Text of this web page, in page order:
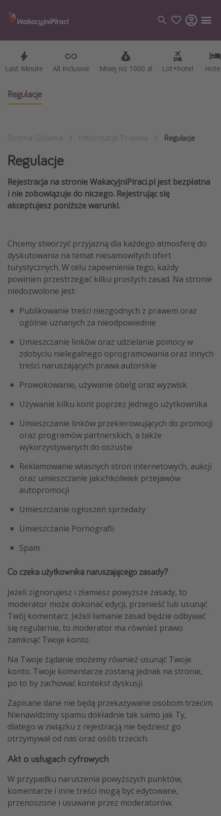
Last Minute All Inclusive Mniej niż 1000 zł Lot+hotel
Last Minute All Inclusive Mniej niż 1000 zł Lot+hotel
Kategorie
Loty
Hotele
Kierunki
Grecja
Turcja
Zanzibar
Polska
Malediwy
Azja Południowo-Wschodnia
Tajlandia
Wszystkie kierunki
Rodzaj wyjazdu
Wakacje All Inclusive
Wakacje do 1000 PLN
Wakacje z dziećmi
Noclegi z prywatnym jacuzzi w pokoju/na tarasie
Weekend dla dwojga
City Break
Hotele SPA i wellness
Wyjazdy na Majówkę
Wszystkie
Więcej tematów
Newsy, ciekawostki, porady podróżnicze
Najlepsze aplikacje podróżnicze
Kalendarz podróży
Regulacje
Regulacje
Regulacje
Rejestracja na stronie WakacyjniPiraci.pl jest bezpłatna
i nie zobowiązuje do niczego. Rejestrując się
akceptujesz poniższe warunki.
Chcemy stworzyć przyjazną dla każdego atmosferę do
dyskutowania na temat niesamowitych ofert
turystycznych. W celu zapewnienia tego, każdy
powinien przestrzegać kilku prostych zasad. Na stronie
niedozwolone jest:
Publikowanie treści niezgodnych z prawem oraz
ogólnie uznanych za nieodpowiednie
Umieszczanie linków oraz udzielanie pomocy w
zdobyciu nielegalnego oprogramowania oraz innych
treści naruszających prawa autorskie
Prowokowanie, używanie obelg oraz wyzwisk
Używanie kilku kont poprzez jednego użytkownika
Umieszczanie linków przekierowujących do promocji
oraz programów partnerskich, a także
wykorzystywanych do oszustw
Reklamowanie własnych stron internetowych, aukcji
oraz umieszczanie jakichkolwiek przejawów
autopromocji
Umieszczanie ogłoszeń sprzedaży
Umieszczanie Pornografii
Spam
Co czeka użytkownika naruszającego zasady?
Jeżeli zignorujesz i złamiesz powyższe zasady, to
moderator może dokonać edycji, przenieść lub usunąć
Twój komentarz. Jeżeli łamanie zasad będzie odbywać
się regularnie, to moderator ma również prawo
zamknąć Twoje konto.
Na Twoje żądanie możemy również usunąć Twoje
konto. Twoje komentarze zostaną jednak na stronie,
po to by zachować kontekst dyskusji.
Zapisane dane nie będą przekazywane osobom trzecim.
Nienawidzimy spamu dokładnie tak samo jak Ty,
dlatego w związku z rejestracją nie będziesz go
otrzymywał od nas oraz osób trzecich.
Akt o usługach cyfrowych
W przypadku naruszenia powyższych punktów,
komentarze i inne treści mogą być edytowane,
przenoszone i usuwane przez moderatorów.